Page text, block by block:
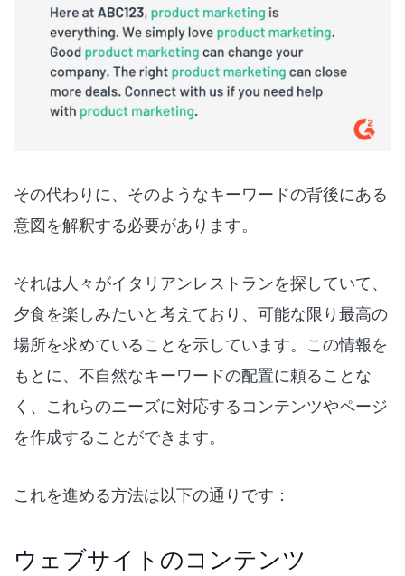
その代わりに、そのようなキーワードの背後にある
意図を解釈する必要があります。
それは人々がイタリアンレストランを探していて、
夕食を楽しみたいと考えており、可能な限り最高の
場所を求めていることを示しています。この情報を
もとに、不自然なキーワードの配置に頼ることな
く、これらのニーズに対応するコンテンツやページ
を作成することができます。
これを進める方法は以下の通りです：
ウェブサイトのコンテンツ